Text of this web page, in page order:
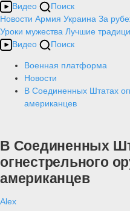
Видео
Поиск
Новости Армия Украина За
Уроки мужества Лучшие
Видео
Поиск
Военная платформа
Новости
В Соединенных Штатах
американцев
В Соединенных
огнестрельного
американцев
Alex